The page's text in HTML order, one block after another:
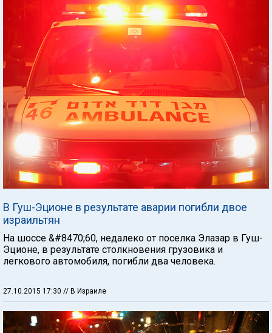
В Гуш-Эционе в результате аварии погибли двое
израильтян
На шоссе &#8470;60, недалеко от поселка Элазар в Гуш-
Эционе, в результате столкновения грузовика и
легкового автомобиля, погибли два человека.
27.10.2015 17:30 // В Израиле